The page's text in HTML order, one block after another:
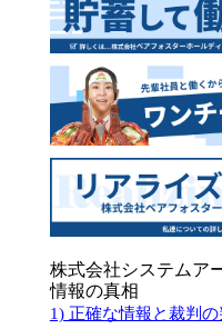
株式会社システムア
情報の真相
1) 正確な情報と裁判